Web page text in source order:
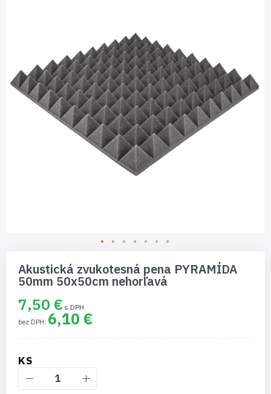
začiatok
galérie
Akustická zvukotesná pena PYRAMÍDA
50mm 50x50cm nehorľavá
7,50 €
6,10 €
KS